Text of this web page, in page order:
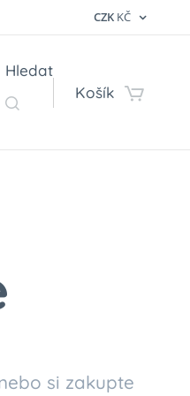
CZK KČ
Hledat
Košík
si zakupte